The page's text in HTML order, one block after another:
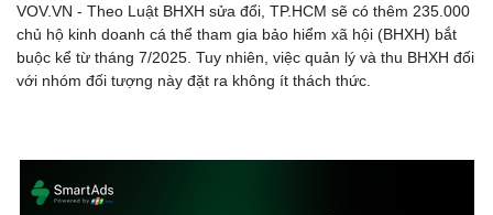
VOV.VN - Theo Luật BHXH sửa đổi, TP.HCM sẽ có thêm 235.000
chủ hộ kinh doanh cá thể tham gia bảo hiểm xã hội (BHXH) bắt
buộc kể từ tháng 7/2025. Tuy nhiên, việc quản lý và thu BHXH đối
với nhóm đối tượng này đặt ra không ít thách thức.